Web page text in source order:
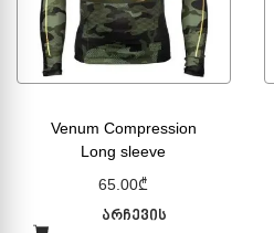
Venum Compression
Long sleeve
65.00₾
არჩევის